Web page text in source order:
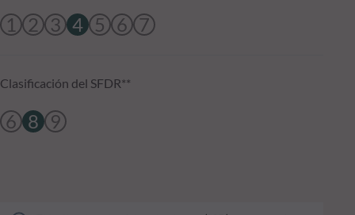
1 2 3 4 5 6 7
Clasificación del SFDR**
6 8 9